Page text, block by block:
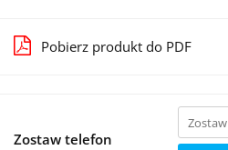
Pobierz produkt do PDF
Zostaw telefon